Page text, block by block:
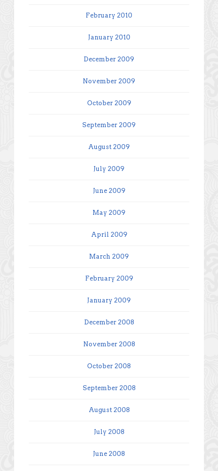
February 2010
January 2010
December 2009
November 2009
October 2009
September 2009
August 2009
July 2009
June 2009
May 2009
April 2009
March 2009
February 2009
January 2009
December 2008
November 2008
October 2008
September 2008
August 2008
July 2008
June 2008